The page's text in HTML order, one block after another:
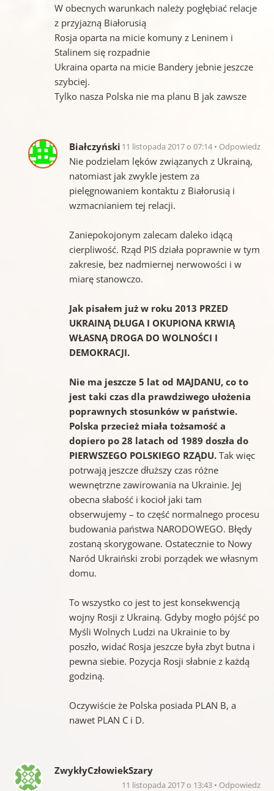
W obecnych warunkach należy pogłębiać relacje
z przyjazną Białorusią
Rosja oparta na micie komuny z Leninem i
Stalinem się rozpadnie
Ukraina oparta na micie Bandery jebnie jeszcze
szybciej.
Tylko nasza Polska nie ma planu B jak zawsze
Białczyński 11 listopada 2017 o 07:14 Odpowiedz
Nie podzielam lęków związanych z Ukrainą,
natomiast jak zwykle jestem za
pielęgnowaniem kontaktu z Białorusią i
wzmacnianiem tej relacji.
Zaniepokojonym zalecam daleko idącą
cierpliwość. Rząd PIS działa poprawnie w tym
zakresie, bez nadmiernej nerwowości i w
miarę stanowczo.
Jak pisałem już w roku 2013 PRZED
UKRAINĄ DŁUGA I OKUPIONA KRWIĄ
WŁASNĄ DROGA DO WOLNOŚCI I
DEMOKRACJI.
Nie ma jeszcze 5 lat od MAJDANU, co to
jest taki czas dla prawdziwego ułożenia
poprawnych stosunków w państwie.
Polska przecież miała tożsamość a
dopiero po 28 latach od 1989 doszła do
PIERWSZEGO POLSKIEGO RZĄDU. Tak więc
potrwają jeszcze dłuższy czas różne
wewnętrzne zawirowania na Ukrainie. Jej
obecna słabość i kocioł jaki tam
obserwujemy – to część normalnego procesu
budowania państwa NARODOWEGO. Błędy
zostaną skorygowane. Ostatecznie to Nowy
Naród Ukraiński zrobi porządek we własnym
domu.
To wszystko co jest to jest konsekwencją
wojny Rosji z Ukrainą. Gdyby mogło pójść po
Myśli Wolnych Ludzi na Ukrainie to by
poszło, widać Rosja jeszcze była zbyt butna i
pewna siebie. Pozycja Rosji słabnie z każdą
godziną.
Oczywiście że Polska posiada PLAN B, a
nawet PLAN C i D.
ZwykłyCzłowiekSzary
11 listopada 2017 o 13:43 Odpowiedz